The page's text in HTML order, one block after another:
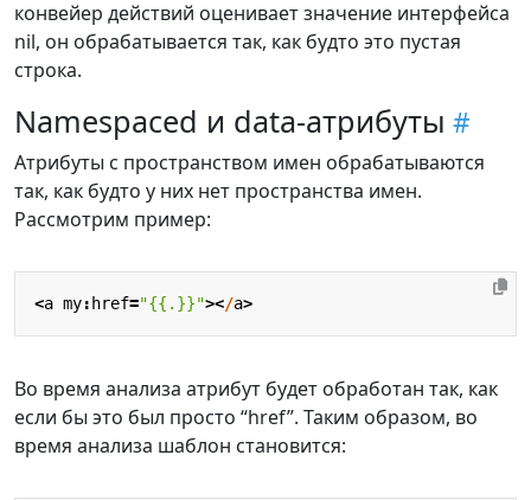
конвейер действий оценивает значение интерфейса
nil, он обрабатывается так, как будто это пустая
строка.
Namespaced и data-атрибуты
Атрибуты с пространством имен обрабатываются
так, как будто у них нет пространства имен.
Рассмотрим пример:
<a my: href="{{.}}"></a>
Во время анализа атрибут будет обработан так, как
если бы это был просто “href”. Таким образом, во
время анализа шаблон становится: